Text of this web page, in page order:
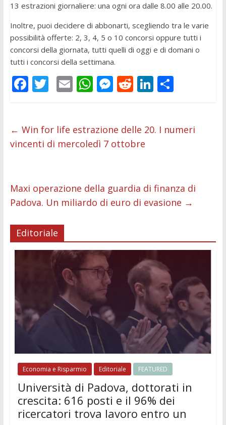
13 estrazioni giornaliere: una ogni ora dalle 8.00 alle 20.00.
Inoltre, puoi decidere di abbonarti, scegliendo tra le varie
possibilità offerte: 2, 3, 4, 5 o 10 concorsi oppure tutti i
concorsi della giornata, tutti quelli di oggi e di domani o
tutti i concorsi della settimana.
F
b
o
k
T
er
E
l
W
s
A
p
M
e
n
er
R
di
t
Li
e
C
di
← Win for life estrazione delle 20. I numeri
vincenti di mercoledì 7 ottobre
Maxi operazione della guardia di finanza di
Padova. Un miliardo di euro di evasione →
Editoriale
Economia e Risparmio Editoriale FEATURED
Università di Padova, dottorati in
crescita: 616 posti e il 96% dei
ricercatori trova lavoro entro un